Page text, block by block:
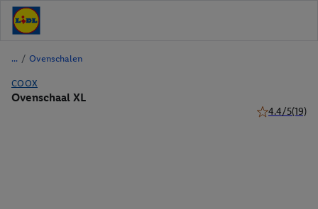
/ Ovenschalen
COOX
Ovenschaal XL
4.4/5(19)